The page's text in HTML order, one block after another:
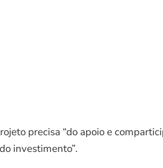
precisa “do apoio e
investimento”.